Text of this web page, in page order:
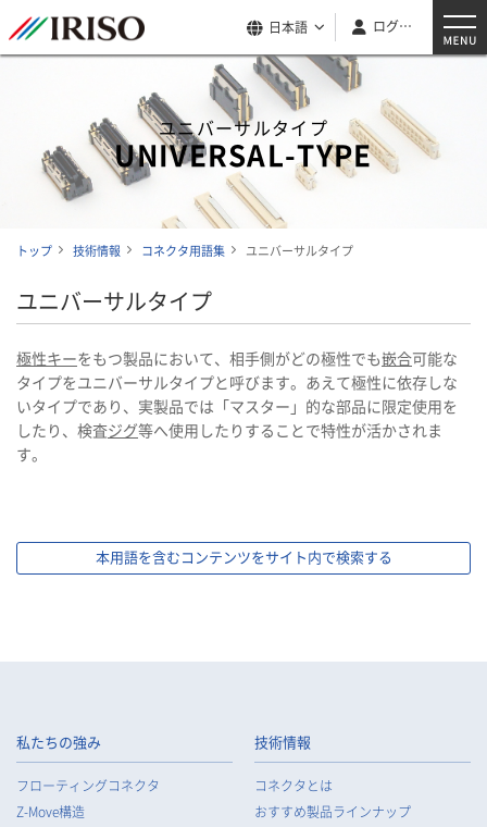
日本語 ログイン
ユニバーサルタイプ
UNIVERSAL-TYPE
トップ 技術情報 コネクタ用語集 ユニバーサルタイプ
ユニバーサルタイプ
極性キーをもつ製品において、相手側がどの極性でも嵌合可能な
タイプをユニバーサルタイプと呼びます。あえて極性に依存しな
いタイプであり、実製品では「マスター」的な部品に限定使用を
したり、検査ジグ等へ使用したりすることで特性が活かされま
す。
本用語を含むコンテンツをサイト内で検索する
私たちの強み
フローティングコネクタ
Z-Move構造
技術情報
コネクタとは
おすすめ製品ラインナップ